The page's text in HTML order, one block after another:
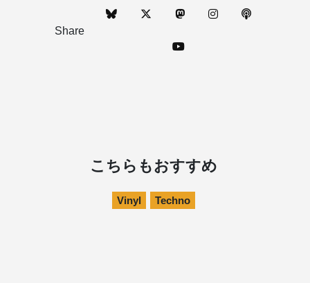
Share
こちらもおすすめ
Vinyl Techno